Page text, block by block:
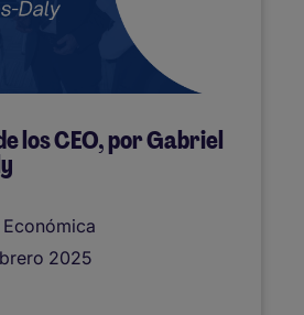
los CEO, por Gabriel
Económica
2025